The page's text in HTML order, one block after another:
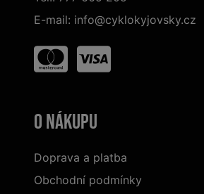
E-mail: info@cyklokyjovsky.cz
O nákupu
Doprava a platba
Obchodní podmínky